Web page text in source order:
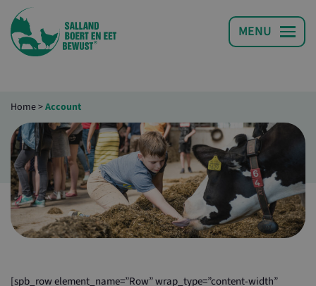
Home>Account
[spb_row element_name=”Row” wrap_type=”content-width”